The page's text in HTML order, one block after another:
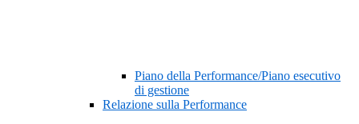
Piano della Performance/Piano esecutivo
di gestione
Relazione sulla Performance